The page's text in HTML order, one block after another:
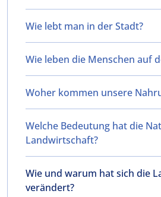
Wie lebt man in der Stadt?
Wie leben die Menschen auf
Woher kommen unsere
Welche Bedeutung hat die
Landwirtschaft?
Wie und warum hat sich die
verändert?